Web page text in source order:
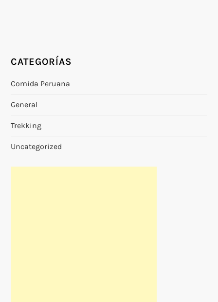
CATEGORÍAS
Comida Peruana
General
Trekking
Uncategorized